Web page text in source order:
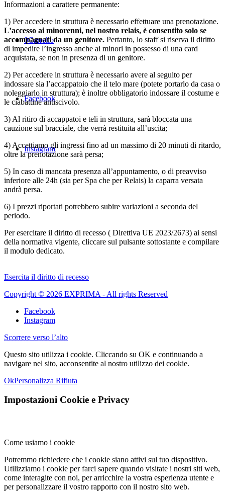
0Carrello
Facebook
Instagram
Informazioni a carattere permanente:
1) Per accedere in struttura è necessario effettuare una prenotazione.
L’accesso ai minorenni, nel nostro relais, è consentito solo se
accompagnati da un genitore. Pertanto, lo staff si riserva il diritto
di impedire l’ingresso anche ai minori in possesso di una card
acquistata, se non in presenza di un genitore.
2) Per accedere in struttura è necessario avere al seguito per
indossare sia l’accappatoio che il telo mare (potete portarlo da casa o
noleggiarlo in struttura); è inoltre obbligatorio indossare il costume e
le ciabattine antiscivolo.
3) Al ritiro di accappatoi e teli in struttura, sarà bloccata una
cauzione sul bracciale, che verrà restituita all’uscita;
4) Accettiamo gli ingressi fino ad un massimo di 20 minuti di ritardo,
oltre la prenotazione sarà persa;
5) In caso di mancata presenza all’appuntamento, o di preavviso
inferiore alle 24h (sia per Spa che per Relais) la caparra versata
andrà persa.
6) I prezzi riportati potrebbero subire variazioni a seconda del
periodo.
Per esercitare il diritto di recesso ( Direttiva UE 2023/2673) ai sensi
della normativa vigente, cliccare sul pulsante sottostante e compilare
il modulo dedicato.
Esercita il diritto di recesso
Copyright © 2026 EXPRIMA - All rights Reserved
Facebook
Instagram
Scorrere verso l’alto
Questo sito utilizza i cookie. Cliccando su OK e continuando a
navigare nel sito, acconsentite al nostro utilizzo dei cookie.
OkPersonalizza Rifiuta
Impostazioni Cookie e Privacy
Come usiamo i cookie
Potremmo richiedere che i cookie siano attivi sul tuo dispositivo.
Utilizziamo i cookie per farci sapere quando visitate i nostri siti web,
come interagite con noi, per arricchire la vostra esperienza utente e
per personalizzare il vostro rapporto con il nostro sito web.